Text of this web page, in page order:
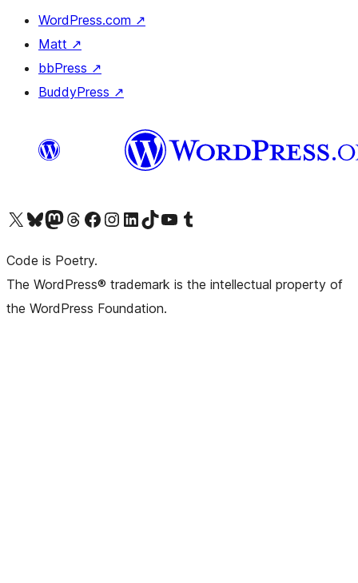
WordPress.com ↗
Matt ↗
bbPress ↗
BuddyPress ↗
ຢ້ຽມຊົມບັນຊີ X (ຊື່ເກົ່າ Twitter) ຂອງພວກເຮົາຢ້ຽມຊົມບັນຊີ Bluesky ຂອງພວກເຮົາຢ້ຽມຊົມບັນຊີ Mastodon ຂອງພວກເຮົາຢ້ຽມຊົມບັນຊີ Threads ຂອງພວກເຮົາຢ້ຽມຊົມໜ້າ Facebook ຂອງພວກເຮົາຢ້ຽມຊົມບັນຊີ Instagram ຂອງພວກເຮົາຢ້ຽມຊົມບັນຊີ LinkedIn ຂອງພວກເຮົາຢ້ຽມຊົມບັນຊີ TikTok ຂອງພວກເຮົາຢ້ຽມຊົມຊ່ອງ YouTube ຂອງພວກເຮົາຢ້ຽມຊົມບັນຊີ Tumblr ຂອງພວກເຮົາ
Code is Poetry.
The WordPress® trademark is the intellectual property of
the WordPress Foundation.